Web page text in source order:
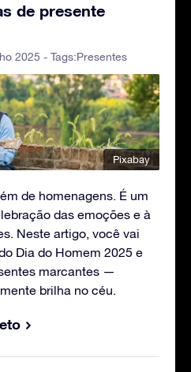
de presente
2025 - Tags:Presentes
Pixabay
de homenagens. É um
das emoções e à
Neste artigo, você vai
Dia do Homem 2025 e
marcantes —
brilha no céu.